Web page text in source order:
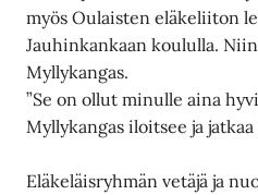
myös Oulaisten eläkeliiton
Jauhinkankaan koululla.
Myllykangas.
”Se on ollut minulle aina
Myllykangas iloitsee ja
Eläkeläisryhmän vetäjä ja